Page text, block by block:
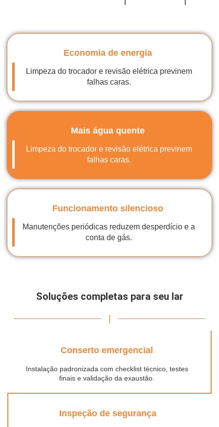
Economia de energia
Limpeza do trocador e revisão elétrica previnem
falhas caras.
Mais água quente
Limpeza do trocador e revisão elétrica previnem
falhas caras.
Funcionamento silencioso
Manutenções periódicas reduzem desperdício e a
conta de gás.
Soluções completas para seu lar
Conserto emergencial
Instalação padronizada com checklist técnico, testes
finais e validação da exaustão.
Inspeção de segurança